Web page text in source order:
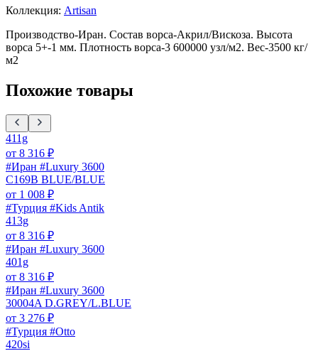
Коллекция: Artisan
Производство-Иран. Состав ворса-Акрил/Вискоза. Высота
ворса 5+-1 мм. Плотность ворса-3 600000 узл/м2. Вес-3500 кг/
м2
Похожие товары
411g
от 8 316 ₽
#Иран #Luxury 3600
C169B BLUE/BLUE
от 1 008 ₽
#Турция #Kids Antik
413g
от 8 316 ₽
#Иран #Luxury 3600
401g
от 8 316 ₽
#Иран #Luxury 3600
30004A D.GREY/L.BLUE
от 3 276 ₽
#Турция #Otto
420si